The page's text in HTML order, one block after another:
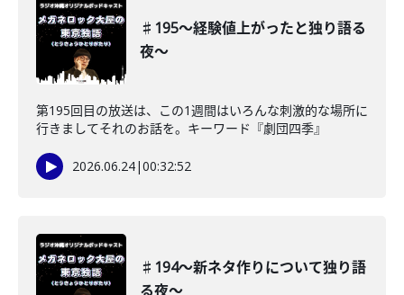
♯195〜経験値上がったと独り語る
夜〜
第195回目の放送は、この1週間はいろんな刺激的な場所に
行きましてそれのお話を。キーワード『劇団四季』
2026.06.24|00:32:52
♯194〜新ネタ作りについて独り語
る夜〜